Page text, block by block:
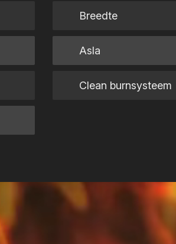
Breedte
Asla
Clean burnsysteem